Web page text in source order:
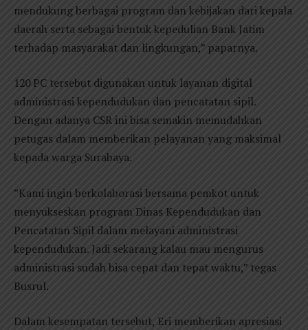
mendukung berbagai program dan kebijakan dari kepala
daerah serta sebagai bentuk kepedulian Bank Jatim
terhadap masyarakat dan lingkungan,” paparnya.
120 PC tersebut digunakan untuk layanan digital
administrasi kependudukan dan pencatatan sipil.
Dengan adanya CSR ini bisa semakin memudahkan
petugas dalam memberikan pelayanan yang maksimal
kepada warga Surabaya.
”Kami ingin berkolaborasi bersama pemkot untuk
menyukseskan program Dinas Kependudukan dan
Pencatatan Sipil dalam melayani administrasi
kependudukan. Jadi sekarang kalau mau mengurus
administrasi sudah bisa cepat dan tepat waktu,” tegas
Busrul.
Dalam kesempatan tersebut, Eri memberikan apresiasi